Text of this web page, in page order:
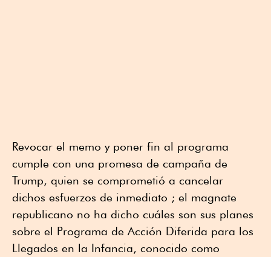
Revocar el memo y poner fin al programa
cumple con una promesa de campaña de
Trump, quien se comprometió a cancelar
dichos esfuerzos de inmediato ; el magnate
republicano no ha dicho cuáles son sus planes
sobre el Programa de Acción Diferida para los
Llegados en la Infancia, conocido como